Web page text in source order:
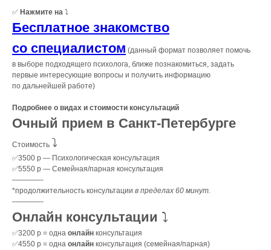
✅ Нажмите на ⤵️
Бесплатное знакомство
со специалистом (данный формат позволяет помочь
в выборе подходящего психолога, ближе познакомиться, задать
первые интересующие вопросы и получить информацию
по дальнейшей работе)
Подробнее о видах и стоимости консультаций
Очный прием в Санкт-Петербурге
Стоимость ⤵️
✅3500 р — Психологическая консультация
✅5550 р — Семейная/парная консультация
————-
*продолжительность консультации в пределах 60 минут.
————-
Онлайн консультации ⤵️
✅3200 р = одна онлайн консультация
✅4550 р = одна онлайн консультация (семейная/парная)